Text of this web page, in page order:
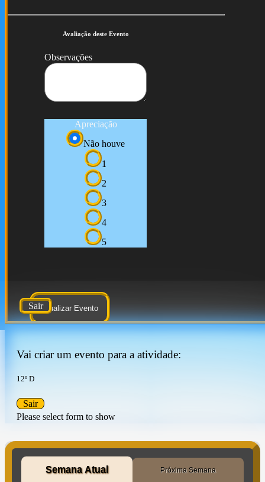
Avaliação deste Evento
Observações
Apreciação
Não houve
1
2
3
4
5
Atualizar Evento
Sair
Vai criar um evento para a atividade:
12º D
Please select form to show
Sair
Semana Atual Próxima Semana